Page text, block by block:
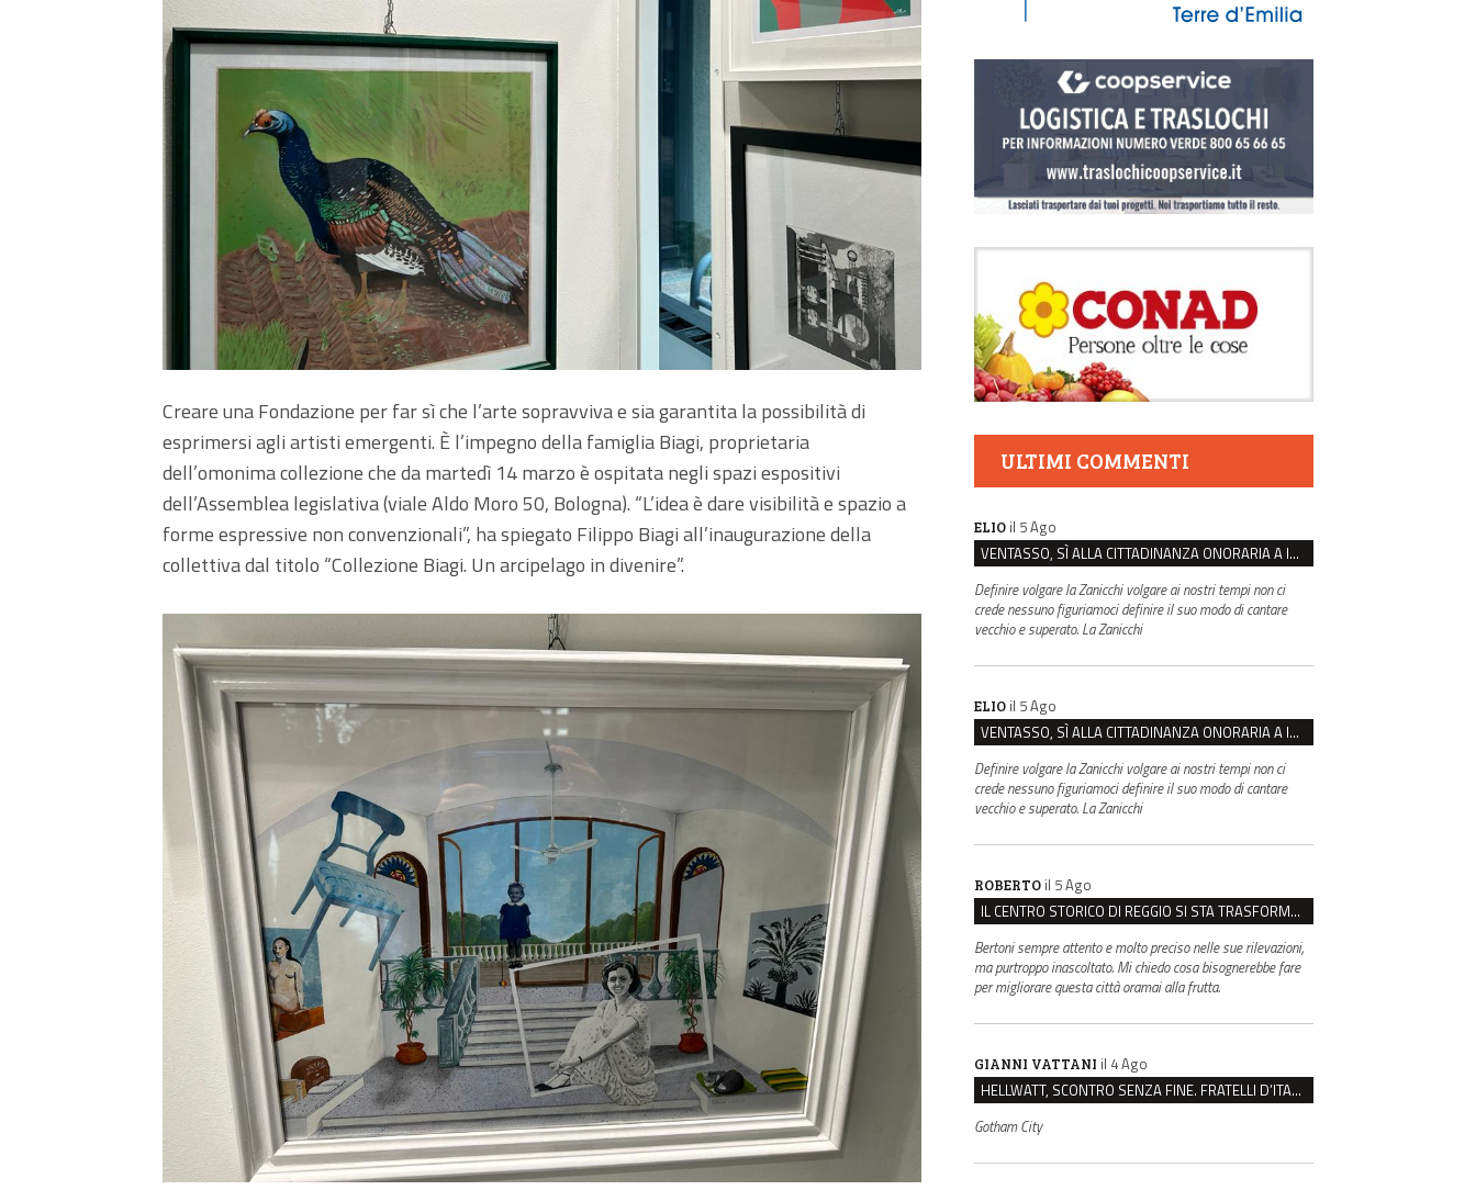
Creare una Fondazione per far sì che l’arte sopravviva e sia garantita la possibilità di
esprimersi agli artisti emergenti. È l’impegno della famiglia Biagi, proprietaria
dell’omonima collezione che da martedì 14 marzo è ospitata negli spazi espositivi
dell’Assemblea legislativa (viale Aldo Moro 50, Bologna). “L’idea è dare visibilità e spazio a
forme espressive non convenzionali”, ha spiegato Filippo Biagi all’inaugurazione della
collettiva dal titolo “Collezione Biagi. Un arcipelago in divenire”.
ULTIMI COMMENTI
ELIO il 5 Ago
VENTASSO, SÌ ALLA CITTADINANZA ONORARIA A IVA ZANICCHI. MA BARGIACCHI: “È DI PESSIMO GUSTO”
Definire volgare la Zanicchi volgare ai nostri tempi non ci
crede nessuno figuriamoci definire il suo modo di cantare
vecchio e superato. La Zanicchi
ELIO il 5 Ago
VENTASSO, SÌ ALLA CITTADINANZA ONORARIA A IVA ZANICCHI. MA BARGIACCHI: “È DI PESSIMO GUSTO”
Definire volgare la Zanicchi volgare ai nostri tempi non ci
crede nessuno figuriamoci definire il suo modo di cantare
vecchio e superato. La Zanicchi
ROBERTO il 5 Ago
IL CENTRO STORICO DI REGGIO SI STA TRASFORMANDO, E NON IN MEGLIO
Bertoni sempre attento e molto preciso nelle sue rilevazioni,
ma purtroppo inascoltato. Mi chiedo cosa bisognerebbe fare
per migliorare questa città oramai alla frutta.
GIANNI VATTANI il 4 Ago
HELLWATT, SCONTRO SENZA FINE. FRATELLI D’ITALIA: “MILANI PORTA DOCUMENTI, DE FRANCO INSULTI”
Gotham City